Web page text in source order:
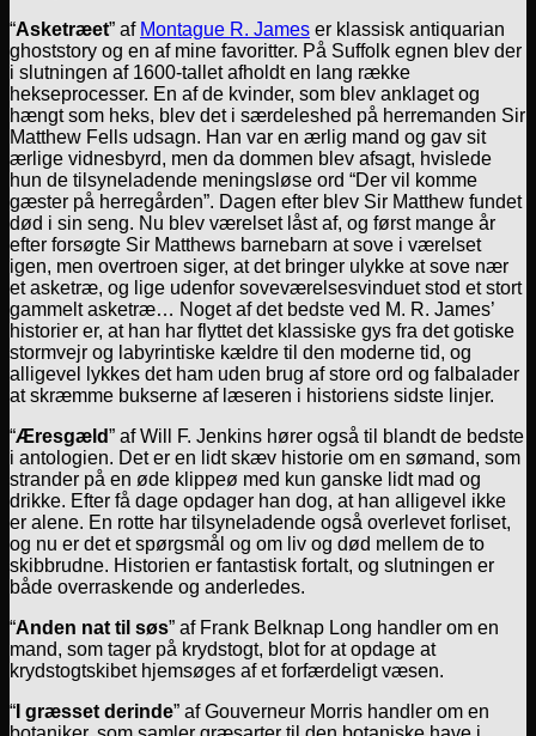
“Asketræet” af Montague R. James er klassisk antiquarian
ghoststory og en af mine favoritter. På Suffolk egnen blev der
i slutningen af 1600-tallet afholdt en lang række
hekseprocesser. En af de kvinder, som blev anklaget og
hængt som heks, blev det i særdeleshed på herremanden Sir
Matthew Fells udsagn. Han var en ærlig mand og gav sit
ærlige vidnesbyrd, men da dommen blev afsagt, hvislede
hun de tilsyneladende meningsløse ord “Der vil komme
gæster på herregården”. Dagen efter blev Sir Matthew fundet
død i sin seng. Nu blev værelset låst af, og først mange år
efter forsøgte Sir Matthews barnebarn at sove i værelset
igen, men overtroen siger, at det bringer ulykke at sove nær
et asketræ, og lige udenfor soveværelsesvinduet stod et stort
gammelt asketræ… Noget af det bedste ved M. R. James’
historier er, at han har flyttet det klassiske gys fra det gotiske
stormvejr og labyrintiske kældre til den moderne tid, og
alligevel lykkes det ham uden brug af store ord og falbalader
at skræmme bukserne af læseren i historiens sidste linjer.
“Æresgæld” af Will F. Jenkins hører også til blandt de bedste
i antologien. Det er en lidt skæv historie om en sømand, som
strander på en øde klippeø med kun ganske lidt mad og
drikke. Efter få dage opdager han dog, at han alligevel ikke
er alene. En rotte har tilsyneladende også overlevet forliset,
og nu er det et spørgsmål og om liv og død mellem de to
skibbrudne. Historien er fantastisk fortalt, og slutningen er
både overraskende og anderledes.
“Anden nat til søs” af Frank Belknap Long handler om en
mand, som tager på krydstogt, blot for at opdage at
krydstogtskibet hjemsøges af et forfærdeligt væsen.
“ I græsset derinde” af Gouverneur Morris handler om en